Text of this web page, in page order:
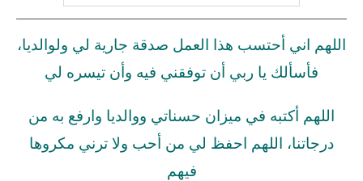
اللهم اني أحتسب هذا العمل صدقة جارية لي ولوالديا،
فأسألك يا ربي أن توفقني فيه وأن تيسره لي
اللهم أكتبه في ميزان حسناتي ووالديا وارفع به من
درجاتنا، اللهم احفظ لي من أحب ولا ترني مكروها
فيهم